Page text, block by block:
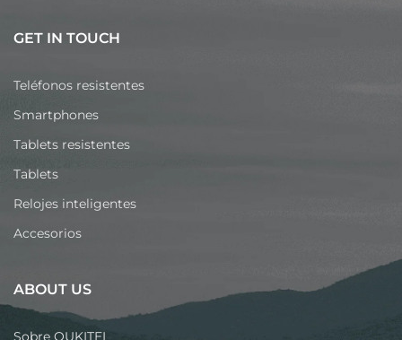
GET IN TOUCH
Teléfonos resistentes
Smartphones
Tablets resistentes
Tablets
Relojes inteligentes
Accesorios
ABOUT US
Sobre OUKITEL